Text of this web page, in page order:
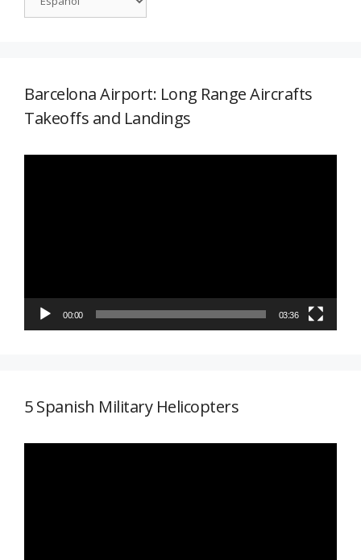
Barcelona Airport: Long Range Aircrafts
Takeoffs and Landings
00:00 03:36
5 Spanish Military Helicopters